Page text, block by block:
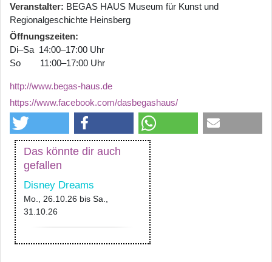
Veranstalter BEGAS HAUS Museum für Kunst und
Regionalgeschichte Heinsberg
Öffnungszeiten
Di–Sa 14:00–17:00 Uhr
So 11:00–17:00 Uhr
http://www.begas-haus.de
https://www.facebook.com/dasbegashaus/
Das könnte dir auch
gefallen
Disney Dreams
Mo., 26.10.26 bis Sa.,
31.10.26